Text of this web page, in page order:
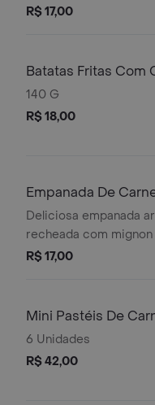
azeitonas verdes e
R$ 17,00
Batatas Fritas Com
Bacon
140 G
R$ 18,00
Empanada De
Deliciosa empanada
recheada com
cozidos cebola e
R$ 17,00
Mini Pastéis De
6 Unidades
R$ 42,00